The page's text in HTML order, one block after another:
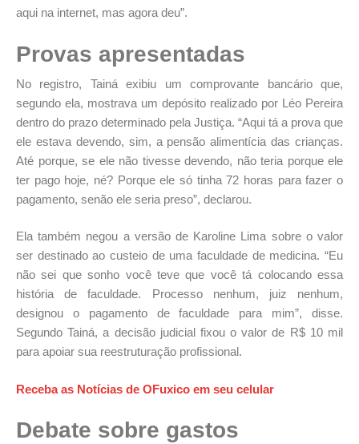
aqui na internet, mas agora deu”.
Provas apresentadas
No registro, Tainá exibiu um comprovante bancário que,
segundo ela, mostrava um depósito realizado por Léo Pereira
dentro do prazo determinado pela Justiça. “Aqui tá a prova que
ele estava devendo, sim, a pensão alimentícia das crianças.
Até porque, se ele não tivesse devendo, não teria porque ele
ter pago hoje, né? Porque ele só tinha 72 horas para fazer o
pagamento, senão ele seria preso”, declarou.
Ela também negou a versão de Karoline Lima sobre o valor
ser destinado ao custeio de uma faculdade de medicina. “Eu
não sei que sonho você teve que você tá colocando essa
história de faculdade. Processo nenhum, juiz nenhum,
designou o pagamento de faculdade para mim”, disse.
Segundo Tainá, a decisão judicial fixou o valor de R$ 10 mil
para apoiar sua reestruturação profissional.
Receba as Notícias de OFuxico em seu celular
Debate sobre gastos